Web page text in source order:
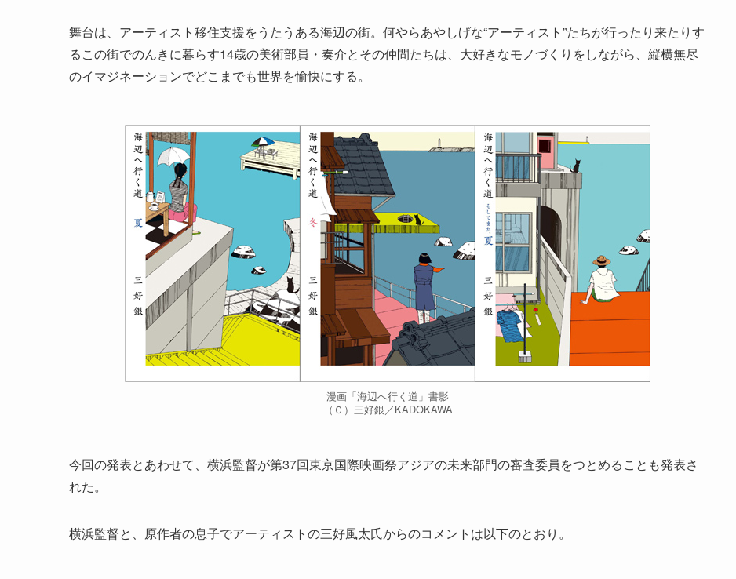
舞台は、アーティスト移住支援をうたうある海辺の街。何やらあやしげな“アーティスト”たちが行ったり来たりす
るこの街でのんきに暮らす14歳の美術部員・奏介とその仲間たちは、大好きなモノづくりをしながら、縦横無尽
のイマジネーションでどこまでも世界を愉快にする。
漫画「海辺へ行く道」書影
（Ｃ）三好銀／KADOKAWA
今回の発表とあわせて、横浜監督が第37回東京国際映画祭アジアの未来部門の審査委員をつとめることも発表さ
れた。
横浜監督と、原作者の息子でアーティストの三好風太氏からのコメントは以下のとおり。